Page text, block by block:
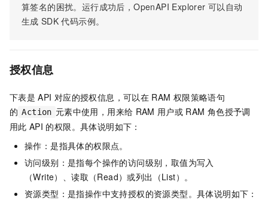
算签名的困扰。运行成功后，OpenAPI Explorer 可以自动
生成 SDK 代码示例。
授权信息
下表是 API 对应的授权信息，可以在 RAM 权限策略语句
的 Action 元素中使用，用来给 RAM 用户或 RAM 角色授予调
用此 API 的权限。具体说明如下：
操作：是指具体的权限点。
访问级别：是指每个操作的访问级别，取值为写入
（Write）、读取（Read）或列出（List）。
资源类型：是指操作中支持授权的资源类型。具体说明如下：